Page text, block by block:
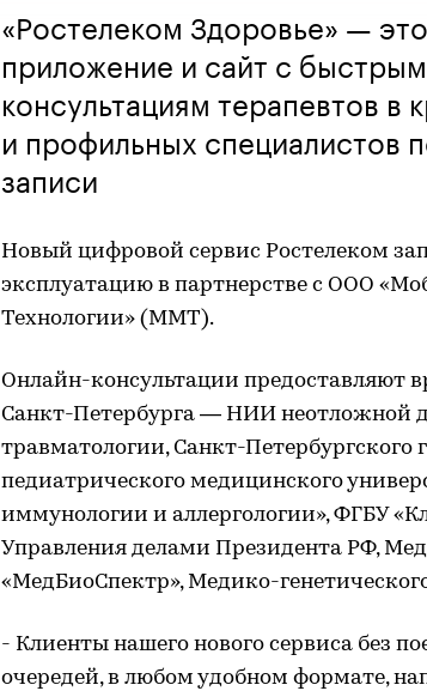
«Ростелеком Здоровье» —
приложение и сайт с
консультациям терапевтов
и профильных специалистов
записи
Новый цифровой сервис Ростелеком
эксплуатацию в партнерстве с ООО
Технологии» (ММТ).
Онлайн-консультации предоставляют
Санкт-Петербурга — НИИ неотложной
травматологии, Санкт-Петербургского
педиатрического медицинского
иммунологии и аллергологии», ФГБУ
Управления делами Президента РФ,
«МедБиоСпектр», Медико-
- Клиенты нашего нового сервиса без
очередей, в любом удобном формате,